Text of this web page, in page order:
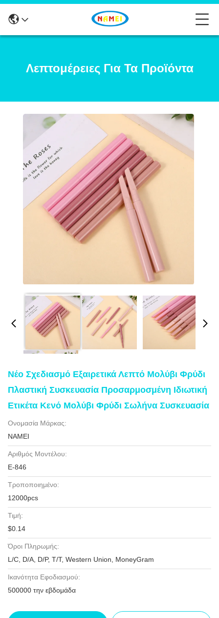
Λεπτομέρειες Για Τα Προϊόντα
Νέο Σχεδιασμό Εξαιρετικά Λεπτό Μολύβι Φρύδι
Πλαστική Συσκευασία Προσαρμοσμένη Ιδιωτική
Ετικέτα Κενό Μολύβι Φρύδι Σωλήνα Συσκευασία
Ονομασία Μάρκας:
NAMEI
Αριθμός Μοντέλου:
Ε-846
Τροποποιημένο:
12000pcs
Τιμή:
$0.14
Όροι Πληρωμής:
L/C, D/A, D/P, T/T, Western Union, MoneyGram
Ικανότητα Εφοδιασμού:
500000 την εβδομάδα